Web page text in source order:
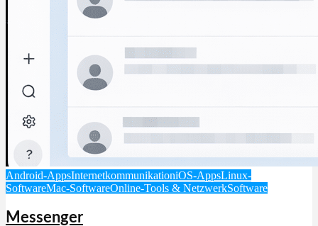
Android-AppsInternetkommunikationiOS-AppsLinux-
SoftwareMac-SoftwareOnline-Tools & NetzwerkSoftware
Messenger